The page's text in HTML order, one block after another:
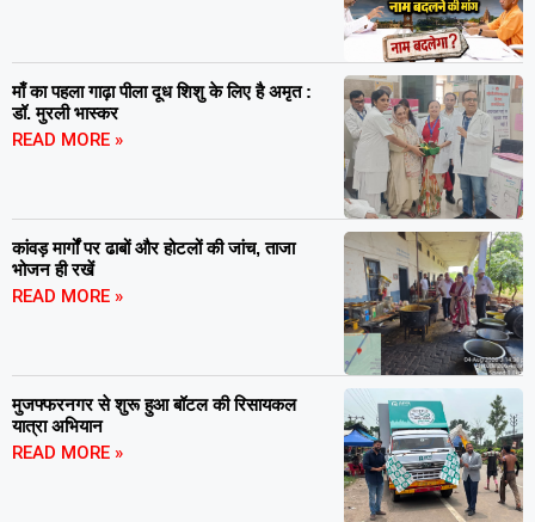
माँ का पहला गाढ़ा पीला दूध शिशु के लिए है अमृत :
डॉ. मुरली भास्कर
READ MORE »
कांवड़ मार्गों पर ढाबों और होटलों की जांच, ताजा
भोजन ही रखें
READ MORE »
मुजफ्फरनगर से शुरू हुआ बॉटल की रिसायकल
यात्रा अभियान
READ MORE »